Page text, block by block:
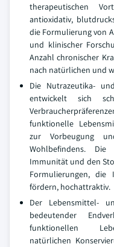
therapeutischen
antioxidativ,
die Formulierung von
und klinischer
Anzahl chronischer
nach natürlichen und
Die Nutrazeutika-
entwickelt sich
funktionelle
zur Vorbeugung
Wohlbefindens.
Immunität und den
Formulierungen, die
fördern, hochattraktiv.
Der Lebensmittel-
bedeutender
funktionellen
natürlichen